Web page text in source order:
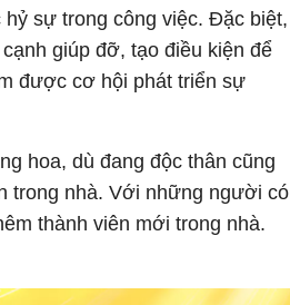
sự trong công việc. Đặc biệt,
giúp đỡ, tạo điều kiện để
được cơ hội phát triển sự
hoa, dù đang độc thân cũng
trong nhà. Với những người có
thành viên mới trong nhà.